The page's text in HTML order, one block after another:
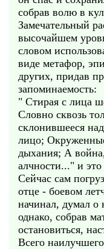
собрав волю в
Замечательный
высочайшем
словом
виде метафор,
других, придав
запоминаемость:
" Стирая с лица
Словно сквозь
склонившееся
лицо;
дыхания; А
алчности..." и
Сейчас сам
отце - боевом
начинал, думал о
однако, собрав
остановиться,
Всего